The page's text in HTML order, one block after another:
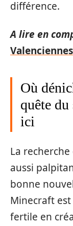
différence.
A lire en
Où
quête
ici
La
aussi
bonne
Minecraft
fertile en